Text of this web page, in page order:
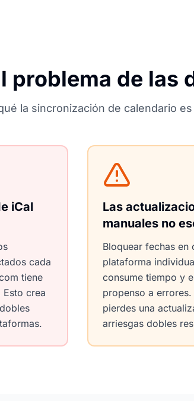
problema de las
la sincronización de calendario
iCal
cada
tiene
Esto crea
Las
manuales no
Bloquear fechas en
plataforma
consume tiempo y
propenso a errores.
pierdes una
arriesgas dobles